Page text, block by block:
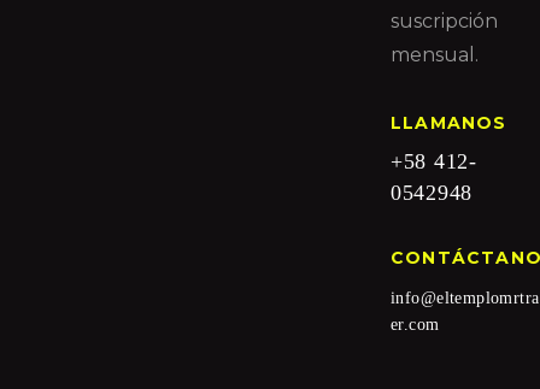
suscripción
mensual.
LLAMANOS
+58 412-
0542948
er.com